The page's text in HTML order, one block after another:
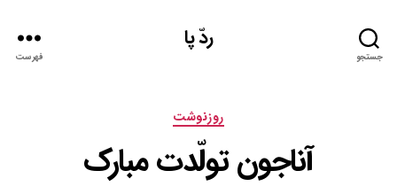
جستجو
ردّ پا
فهرست
دسته‌ها
روزنوشت
آناجون تولّدت مبارک